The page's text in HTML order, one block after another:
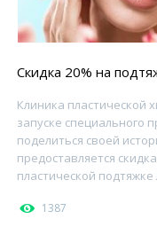
Скидка 20% на
Клиника пластической
запуске специального
поделиться своей
предоставляется
пластической
1387